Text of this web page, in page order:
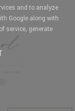
and to analyze
Google along with
service, generate